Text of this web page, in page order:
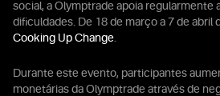
social, a Olymptrade apoia regularmente
dificuldades. De 18 de março a 7 de abril
Cooking Up Change.
Durante este evento, participantes
monetárias da Olymptrade através de